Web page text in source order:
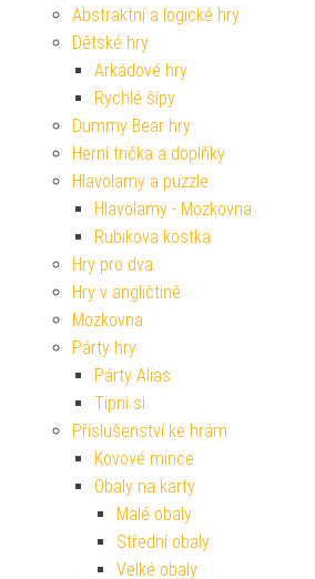
Abstraktní a logické hry
Dětské hry
Arkádové hry
Rychlé šípy
Dummy Bear hry
Herní trička a doplňky
Hlavolamy a puzzle
Hlavolamy - Mozkovna
Rubikova kostka
Hry pro dva
Hry v angličtině
Mozkovna
Párty hry
Párty Alias
Tipni si
Příslušenství ke hrám
Kovové mince
Obaly na karty
Malé obaly
Střední obaly
Velké obaly